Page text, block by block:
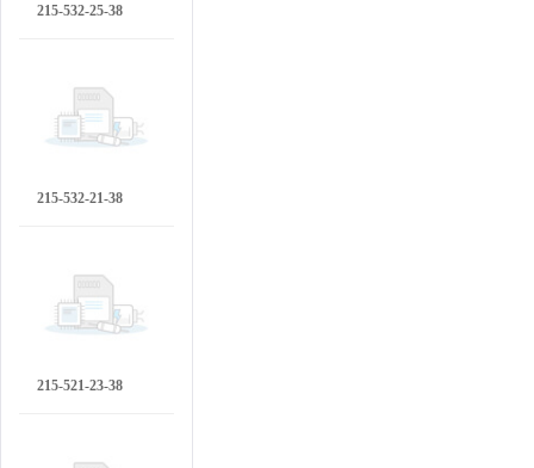
215-532-25-38
215-532-21-38
215-521-23-38